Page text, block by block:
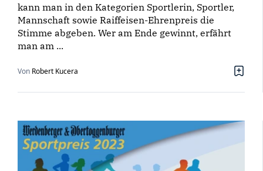
kann man in den Kategorien Sportlerin, Sportler,
Mannschaft sowie Raiffeisen-Ehrenpreis die
Stimme abgeben. Wer am Ende gewinnt, erfährt
man am ...
Von Robert Kucera